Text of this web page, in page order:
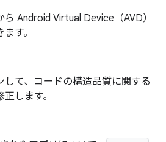
Android Virtual Device（AVD）
す。
して、コードの構造品質に関する
します。